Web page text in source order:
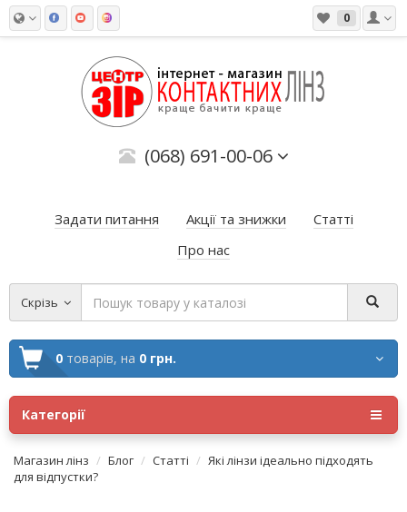
0
(068) 691-00-06
Задати питання Акції та знижки
Статті
Про нас
Скрізь
0 товарів, на 0 грн.
Категорії
Магазин лінз Блог Статті
Які лінзи ідеально підходять
для відпустки?